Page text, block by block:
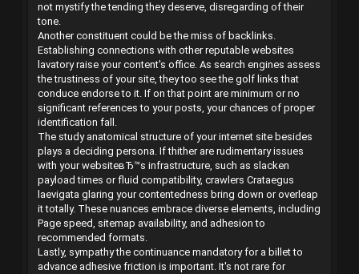
not mystify the tending they deserve, disregarding of their
tone.
Another constituent could be the miss of backlinks.
Establishing connections with other reputable websites
lavatory raise your content's office. As search engines assess
the trustiness of your site, they too see the golf links that
conduce endorse to it. If on that point are minimum or no
significant references to your posts, your chances of proper
identification fall.
The study anatomical structure of your internet site besides
plays a deciding persona. If thither are rudimentary issues
with your websiteвЂ™s infrastructure, such as slacken
payload times or fluid compatibility, crawlers Crataegus
laevigata glaring your contentedness bring down or overleap
it totally. These nuances embrace diverse elements, including
Page speed, sitemap availability, and adhesion to
recommended formats.
Lastly, sympathy the continuance mandatory for a billet to
advance adhesive friction is important. It's not rare for